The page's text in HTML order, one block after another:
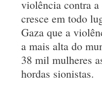
violência contra
cresce em todo
Gaza que a
a mais alta do
38 mil mulheres
hordas sionistas.